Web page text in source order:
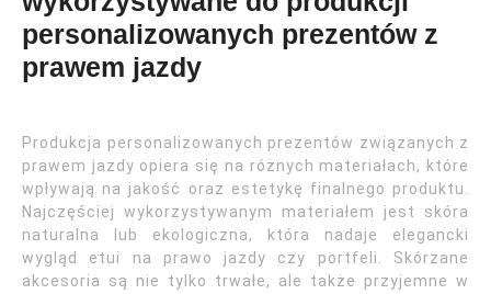
personalizowanych prezentów z
prawem jazdy
Produkcja personalizowanych prezentów związanych z
prawem jazdy opiera się na różnych materiałach, które
wpływają na jakość oraz estetykę finalnego produktu.
Najczęściej wykorzystywanym materiałem jest skóra
naturalna lub ekologiczna, która nadaje elegancki
wygląd etui na prawo jazdy czy portfeli. Skórzane
akcesoria są nie tylko trwałe, ale także przyjemne w